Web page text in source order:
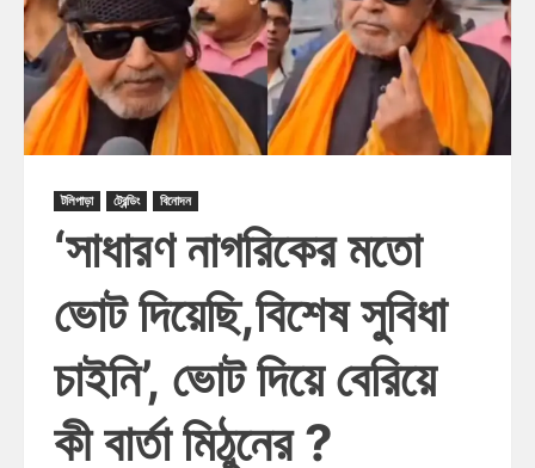
টলিপাড়া ট্রেন্ডিং বিনোদন
‘সাধারণ নাগরিকের মতো
ভোট দিয়েছি,বিশেষ সুবিধা
চাইনি’, ভোট দিয়ে বেরিয়ে
কী বার্তা মিঠুনের ?